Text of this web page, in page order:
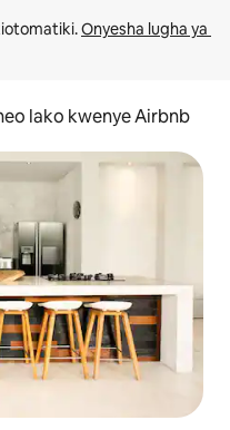
Onyesha lugha ya
lako kwenye Airbnb